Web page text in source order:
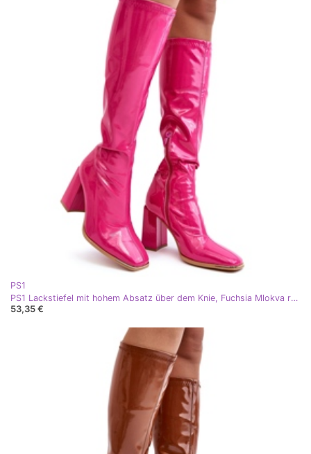
PS1
PS1 Lackstiefel mit hohem Absatz über dem Knie, Fuchsia Mlokva rosa
53,35 €